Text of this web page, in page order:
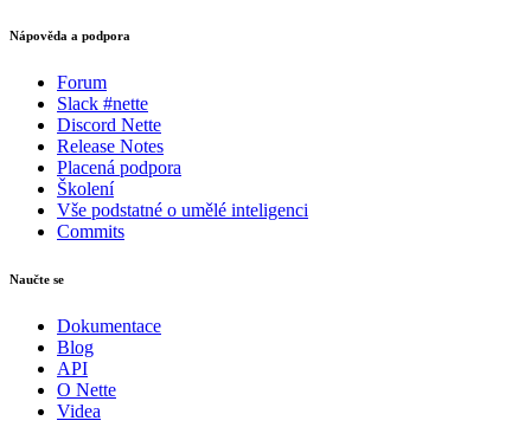
Nápověda a podpora
Forum
Slack #nette
Discord Nette
Release Notes
Placená podpora
Školení
Vše podstatné o umělé inteligenci
Commits
Naučte se
Dokumentace
Blog
API
O Nette
Videa